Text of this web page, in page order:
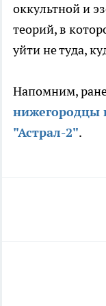
оккультной и
теорий, в
уйти не туда,
Напомним,
нижегородцы
"Астрал-2".